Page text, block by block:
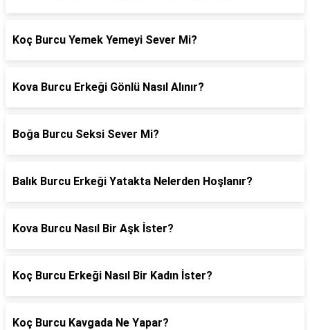
Koç Burcu Yemek Yemeyi Sever Mi?
Kova Burcu Erkeği Gönlü Nasıl Alınır?
Boğa Burcu Seksi Sever Mi?
Balık Burcu Erkeği Yatakta Nelerden Hoşlanır?
Kova Burcu Nasıl Bir Aşk İster?
Koç Burcu Erkeği Nasıl Bir Kadın İster?
Koç Burcu Kavgada Ne Yapar?